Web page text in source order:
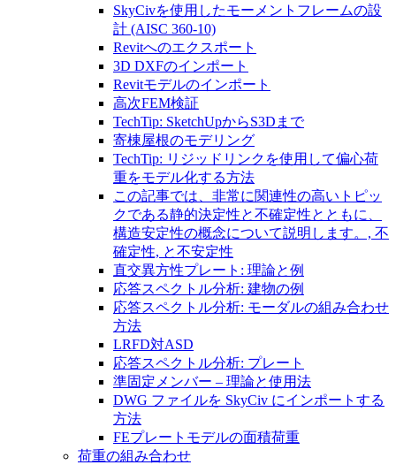
SkyCivを使用したモーメントフレームの設
計 (AISC 360-10)
Revitへのエクスポート
3D DXFのインポート
Revitモデルのインポート
高次FEM検証
TechTip: SketchUpからS3Dまで
寄棟屋根のモデリング
TechTip: リジッドリンクを使用して偏心荷
重をモデル化する方法
この記事では、非常に関連性の高いトピッ
クである静的決定性と不確定性とともに、
構造安定性の概念について説明します。, 不
確定性, と不安定性
直交異方性プレート: 理論と例
応答スペクトル分析: 建物の例
応答スペクトル分析: モーダルの組み合わせ
方法
LRFD対ASD
応答スペクトル分析: プレート
準固定メンバー – 理論と使用法
DWG ファイルを SkyCiv にインポートする
方法
FEプレートモデルの面積荷重
荷重の組み合わせ